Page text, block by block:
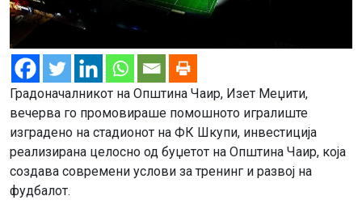
Градоначалникот на Општина Чаир, Изет Меџити,
вечерва го промовираше помошното игралиште
изградено на стадионот на ФК Шкупи, инвестиција
реализирана целосно од буџетот на Општина Чаир, која
создава современи услови за тренинг и развој на
фудбалот.